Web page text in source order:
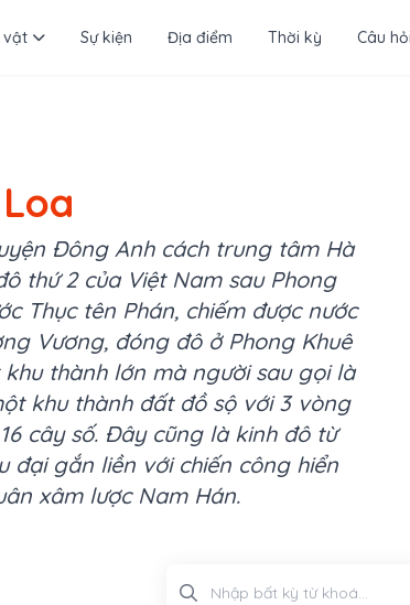
vật Sự kiện Địa điểm Thời kỳ Câu
Đông Anh cách trung tâm Hà
thứ 2 của Việt Nam sau Phong
Thục tên Phán, chiếm được nước
Vương, đóng đô ở Phong Khuê
thành lớn mà người sau gọi là
khu thành đất đồ sộ với 3 vòng
cây số. Đây cũng là kinh đô từ
đại gắn liền với chiến công hiển
xâm lược Nam Hán.